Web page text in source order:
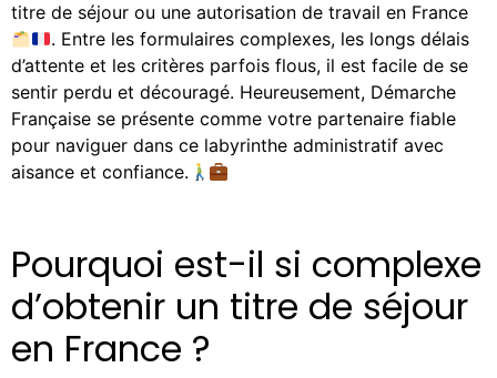
titre de séjour ou une autorisation de travail en France
. Entre les formulaires complexes, les longs délais
d’attente et les critères parfois flous, il est facile de se
sentir perdu et découragé. Heureusement, Démarche
Française se présente comme votre partenaire fiable
pour naviguer dans ce labyrinthe administratif avec
aisance et confiance.
Pourquoi est-il si complexe
d’obtenir un titre de séjour
en France ?